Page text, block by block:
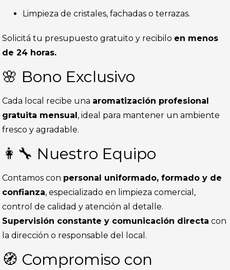
Limpieza de cristales, fachadas o terrazas.
Solicitá tu presupuesto gratuito y recibilo en menos
de 24 horas.
🌸 Bono Exclusivo
Cada local recibe una aromatización profesional
gratuita mensual , ideal para mantener un ambiente
fresco y agradable.
👩‍🔧 Nuestro Equipo
Contamos con personal uniformado, formado y de
confianza, especializado en limpieza comercial,
control de calidad y atención al detalle.
Supervisión constante y comunicación directa con
la dirección o responsable del local.
🧭 Compromiso con